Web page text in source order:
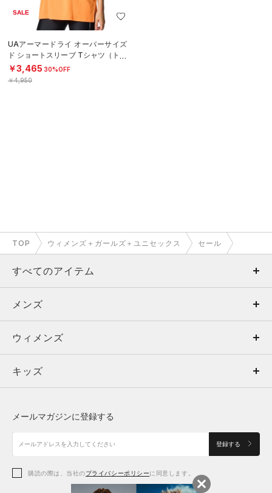
SALE
UAアーマードライ オーバーサイズ
ド ショートスリーブ Tシャツ（トレ
ーニング/WOMEN）
￥3,465 30%OFF
￥4,950
TOP ウィメンズ＋ガールズ＋ユニセックス セール
すべてのアイテム
メンズ
ウィメンズ
キッズ
アクセサリー
メンズ
トップス
ボトムス
アクセサリー
ウィメンズ
トップス
シューズ
アクセサリー
キッズ
シューズ
メールマガジンに登録する
登録する
購読の際は、当社のプライバシーポリシーに同意します。